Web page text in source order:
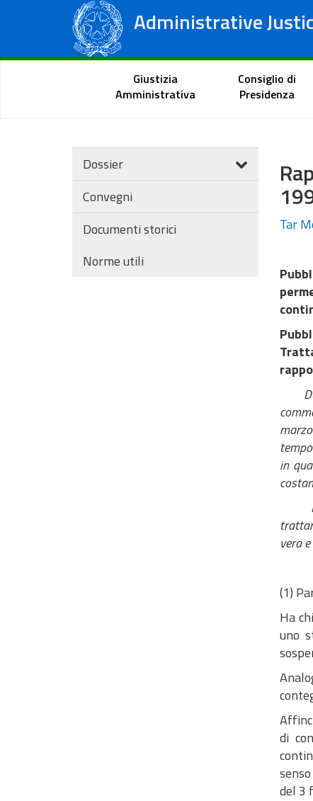
Administrative
Regional Administrative Courts
Citizen Portal
Giustizia
Amministrativa
Consiglio di
Presidenza
Dossier
Convegni
Documenti storici
Norme utili
Tar
in
vera
(1)
Ha
uno
di
del 3